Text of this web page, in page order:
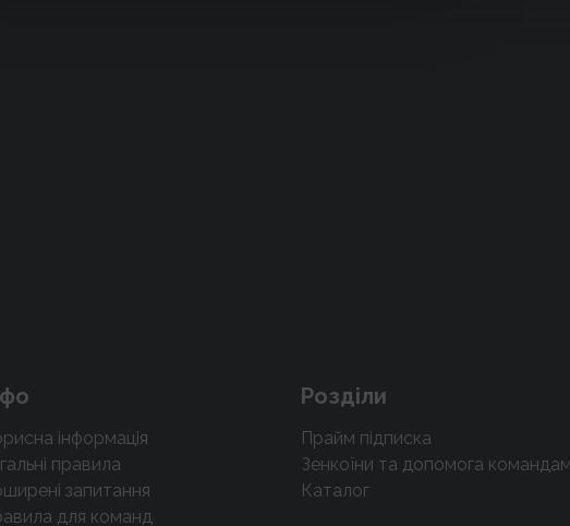
інформація
правила
запитання
для команд
Розділи
Прайм підписка
Зенкоїни та допомога командам
Каталог